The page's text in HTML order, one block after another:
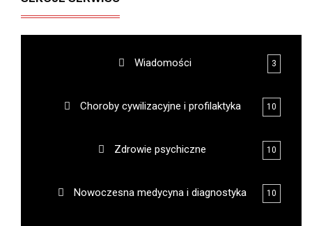
Wiadomości 3
Choroby cywilizacyjne i profilaktyka 10
Zdrowie psychiczne 10
Nowoczesna medycyna i diagnostyka 10